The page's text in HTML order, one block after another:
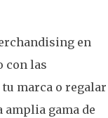
en
con las
marca o regalar
gama de